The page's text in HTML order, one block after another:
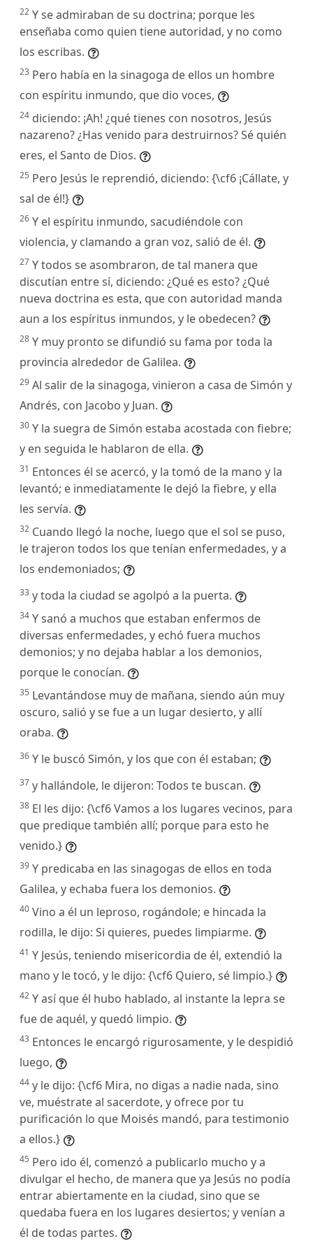
22 Y se admiraban de su doctrina; porque les
enseñaba como quien tiene autoridad, y no como
los escribas.
23 Pero había en la sinagoga de ellos un hombre
con espíritu inmundo, que dio voces,
24 diciendo: ¡Ah! ¿qué tienes con nosotros, Jesús
nazareno? ¿Has venido para destruirnos? Sé quién
eres, el Santo de Dios.
25 Pero Jesús le reprendió, diciendo: {\cf6 ¡Cállate, y
sal de él!}
26 Y el espíritu inmundo, sacudiéndole con
violencia, y clamando a gran voz, salió de él.
27 Y todos se asombraron, de tal manera que
discutían entre sí, diciendo: ¿Qué es esto? ¿Qué
nueva doctrina es esta, que con autoridad manda
aun a los espíritus inmundos, y le obedecen?
28 Y muy pronto se difundió su fama por toda la
provincia alrededor de Galilea.
29 Al salir de la sinagoga, vinieron a casa de Simón y
Andrés, con Jacobo y Juan.
30 Y la suegra de Simón estaba acostada con fiebre;
y en seguida le hablaron de ella.
31 Entonces él se acercó, y la tomó de la mano y la
levantó; e inmediatamente le dejó la fiebre, y ella
les servía.
32 Cuando llegó la noche, luego que el sol se puso,
le trajeron todos los que tenían enfermedades, y a
los endemoniados;
33 y toda la ciudad se agolpó a la puerta.
34 Y sanó a muchos que estaban enfermos de
diversas enfermedades, y echó fuera muchos
demonios; y no dejaba hablar a los demonios,
porque le conocían.
35 Levantándose muy de mañana, siendo aún muy
oscuro, salió y se fue a un lugar desierto, y allí
oraba.
36 Y le buscó Simón, y los que con él estaban;
37 y hallándole, le dijeron: Todos te buscan.
38 El les dijo: {\cf6 Vamos a los lugares vecinos, para
que predique también allí; porque para esto he
venido.}
39 Y predicaba en las sinagogas de ellos en toda
Galilea, y echaba fuera los demonios.
40 Vino a él un leproso, rogándole; e hincada la
rodilla, le dijo: Si quieres, puedes limpiarme.
41 Y Jesús, teniendo misericordia de él, extendió la
mano y le tocó, y le dijo: {\cf6 Quiero, sé limpio.}
42 Y así que él hubo hablado, al instante la lepra se
fue de aquél, y quedó limpio.
43 Entonces le encargó rigurosamente, y le despidió
luego,
44 y le dijo: {\cf6 Mira, no digas a nadie nada, sino
ve, muéstrate al sacerdote, y ofrece por tu
purificación lo que Moisés mandó, para testimonio
a ellos.}
45 Pero ido él, comenzó a publicarlo mucho y a
divulgar el hecho, de manera que ya Jesús no podía
entrar abiertamente en la ciudad, sino que se
quedaba fuera en los lugares desiertos; y venían a
él de todas partes.